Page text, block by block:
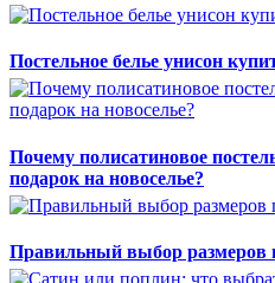
Постельное белье унисон
Почему полисатиновое
подарок на новоселье?
Правильный выбор размеров